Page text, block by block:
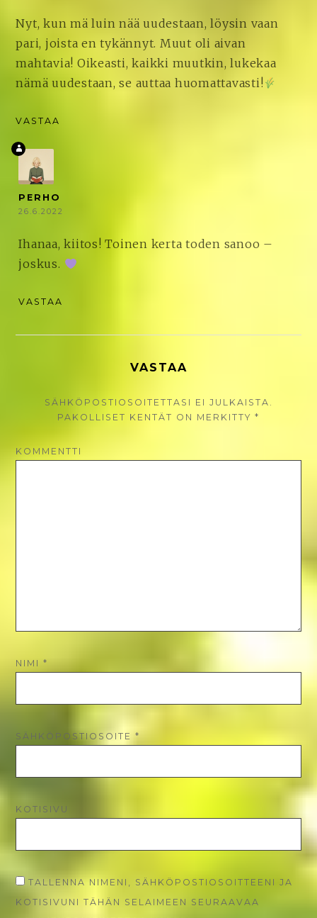
Nyt, kun mä luin nää uudestaan, löysin vaan
pari, joista en tykännyt. Muut oli aivan
mahtavia! Oikeasti, kaikki muutkin, lukekaa
nämä uudestaan, se auttaa huomattavasti!
VASTAA
PERHO
26.6.2022
Ihanaa, kiitos! Toinen kerta toden sanoo –
joskus.
VASTAA
VASTAA
SÄHKÖPOSTIOSOITETTASI EI JULKAISTA.
PAKOLLISET KENTÄT ON MERKITTY *
KOMMENTTI
NIMI*
SÄHKÖPOSTIOSOITE*
KOTISIVU
TALLENNA NIMENI, SÄHKÖPOSTIOSOITTEENI JA
KOTISIVUNI TÄHÄN SELAIMEEN SEURAAVAA